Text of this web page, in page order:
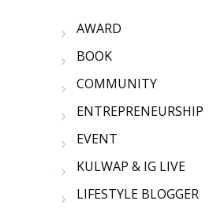
AWARD
BOOK
COMMUNITY
ENTREPRENEURSHIP
EVENT
KULWAP & IG LIVE
LIFESTYLE BLOGGER